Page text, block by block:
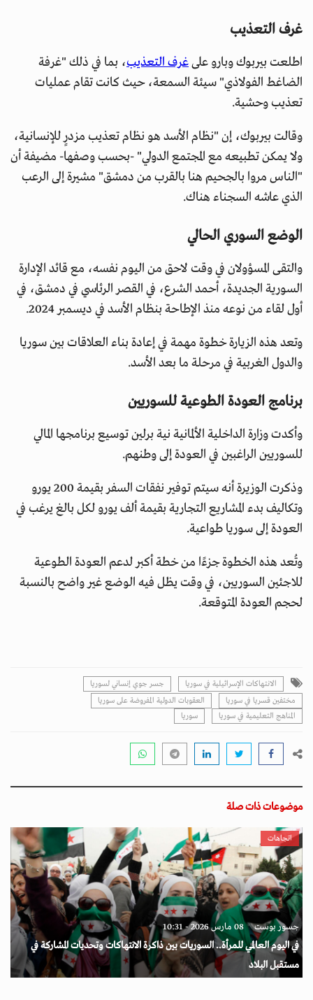
غرف التعذيب
اطلعت بيربوك وبارو علىغرف التعذيب، بما في ذلك "غرفة
الضاغط الفولاذي" سيئة السمعة، حيث كانت تقام عمليات
تعذيب وحشية.
وقالت بيربوك، إن "نظام الأسد هو نظام تعذيب مزدرٍ للإنسانية،
ولا يمكن تطبيعه مع المجتمع الدولي" -بحسب وصفها- مضيفة أن
"الناس مروا بالجحيم هنا بالقرب من دمشق" مشيرة إلى الرعب
الذي عاشه السجناء هناك.
الوضع السوري الحالي
والتقى المسؤولان في وقت لاحق من اليوم نفسه، مع قائد الإدارة
السورية الجديدة، أحمد الشرع، في القصر الرئاسي في دمشق، في
أول لقاء من نوعه منذ الإطاحة بنظام الأسد في ديسمبر 2024.
وتعد هذه الزيارة خطوة مهمة في إعادة بناء العلاقات بين سوريا
والدول الغربية في مرحلة ما بعد الأسد.
برنامج العودة الطوعية للسوريين
وأكدت وزارة الداخلية الألمانية نية برلين توسيع برنامجها المالي
للسوريين الراغبين في العودة إلى وطنهم.
وذكرت الوزيرة أنه سيتم توفير نفقات السفر بقيمة 200 يورو
وتكاليف بدء المشاريع التجارية بقيمة ألف يورو لكل بالغ يرغب في
العودة إلى سوريا طواعية.
وتُعد هذه الخطوة جزءًا من خطة أكبر لدعم العودة الطوعية
للاجئين السوريين، في وقت يظل فيه الوضع غير واضح بالنسبة
لحجم العودة المتوقعة.
الانتهاكات الإسرائيلية في سوريا
جسر جوي إنساني لسوريا
مختفين قسريا في سوريا
العقوبات الدولية المفروضة على سوريا
المناهج التعليمية في سوريا
سوريا
موضوعات ذات صلة
اتجاهات
جسور بوست 08 مارس 2026 - 10:31
في اليوم العالمي للمرأة.. السوريات بين ذاكرة الانتهاكات وتحديات المشاركة في
مستقبل البلاد